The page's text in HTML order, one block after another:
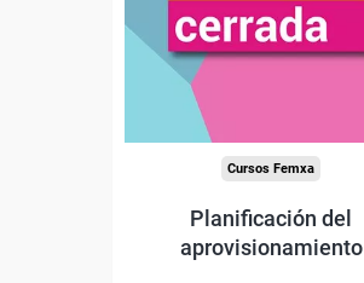
Cursos Femxa
Planificación del
aprovisionamiento